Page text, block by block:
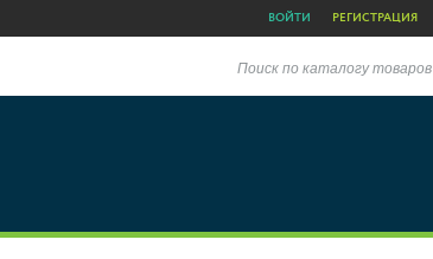
ВОЙТИ РЕГИСТРАЦИЯ
Поиск по каталогу товаров